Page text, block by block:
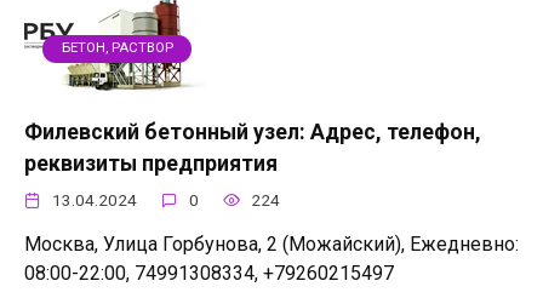
БЕТОН, РАСТВОР
Филевский бетонный узел: Адрес, телефон,
реквизиты предприятия
13.04.2024 0 224
Москва, Улица Горбунова, 2 (Можайский), Ежедневно:
08:00-22:00, 74991308334, +79260215497